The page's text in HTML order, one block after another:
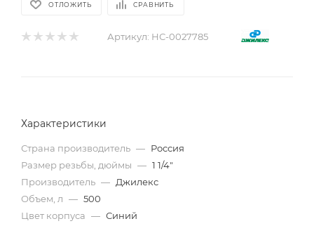
ОТЛОЖИТЬ СРАВНИТЬ
Артикул: НС-0027785
Характеристики
Страна производитель — Россия
Размер резьбы, дюймы — 1 1/4"
Производитель — Джилекс
Объем, л — 500
Цвет корпуса — Синий